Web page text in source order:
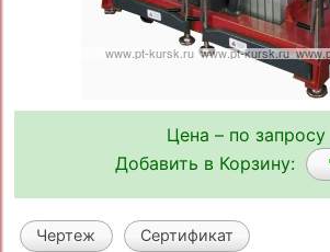
Цена – по запросу
Добавить в Корзину:
Чертеж Сертификат